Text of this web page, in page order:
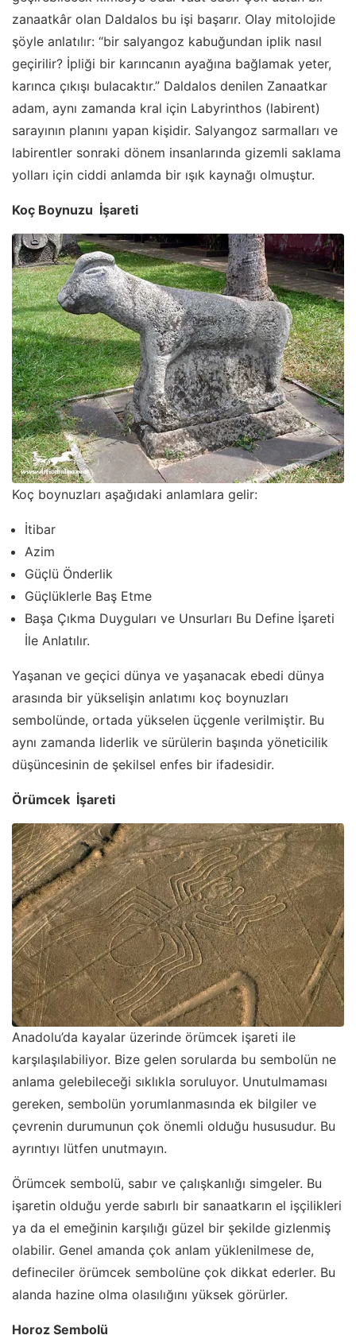
zanaatkâr olan Daldalos bu işi başarır. Olay mitolojide
şöyle anlatılır: “bir salyangoz kabuğundan iplik nasıl
geçirilir? İpliği bir karıncanın ayağına bağlamak yeter,
karınca çıkışı bulacaktır.” Daldalos denilen Zanaatkar
adam, aynı zamanda kral için Labyrinthos (labirent)
sarayının planını yapan kişidir. Salyangoz sarmalları ve
labirentler sonraki dönem insanlarında gizemli saklama
yolları için ciddi anlamda bir ışık kaynağı olmuştur.
Koç Boynuzu İşareti
Koç boynuzları aşağıdaki anlamlara gelir:
İtibar
Azim
Güçlü Önderlik
Güçlüklerle Baş Etme
Başa Çıkma Duyguları ve Unsurları Bu Define İşareti
İle Anlatılır.
Yaşanan ve geçici dünya ve yaşanacak ebedi dünya
arasında bir yükselişin anlatımı koç boynuzları
sembolünde, ortada yükselen üçgenle verilmiştir. Bu
aynı zamanda liderlik ve sürülerin başında yöneticilik
düşüncesinin de şekilsel enfes bir ifadesidir.
Örümcek İşareti
Anadolu’da kayalar üzerinde örümcek işareti ile
karşılaşılabiliyor. Bize gelen sorularda bu sembolün ne
anlama gelebileceği sıklıkla soruluyor. Unutulmaması
gereken, sembolün yorumlanmasında ek bilgiler ve
çevrenin durumunun çok önemli olduğu hususudur. Bu
ayrıntıyı lütfen unutmayın.
Örümcek sembolü, sabır ve çalışkanlığı simgeler. Bu
işaretin olduğu yerde sabırlı bir sanaatkarın el işçilikleri
ya da el emeğinin karşılığı güzel bir şekilde gizlenmiş
olabilir. Genel amanda çok anlam yüklenilmese de,
defineciler örümcek sembolüne çok dikkat ederler. Bu
alanda hazine olma olasılığını yüksek görürler.
Horoz Sembolü